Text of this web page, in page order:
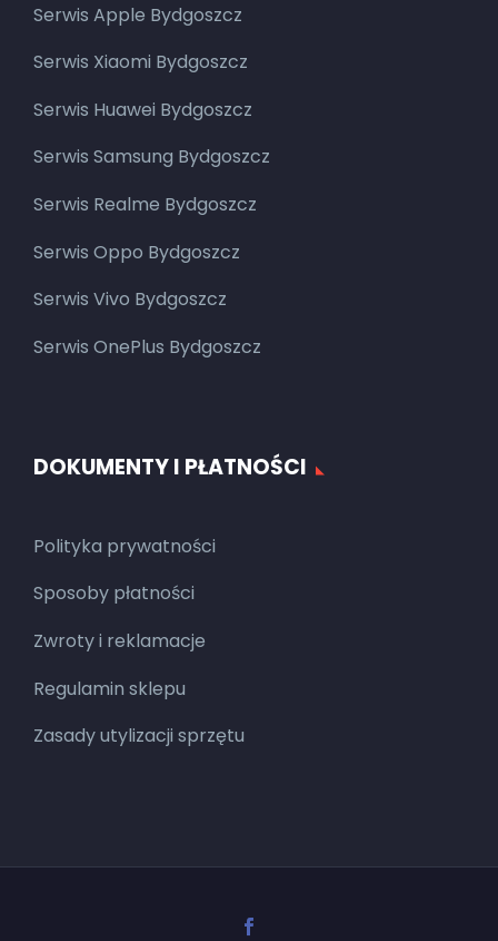
Serwis Apple Bydgoszcz
Serwis Xiaomi Bydgoszcz
Serwis Huawei Bydgoszcz
Serwis Samsung Bydgoszcz
Serwis Realme Bydgoszcz
Serwis Oppo Bydgoszcz
Serwis Vivo Bydgoszcz
Serwis OnePlus Bydgoszcz
DOKUMENTY I PŁATNOŚCI
Polityka prywatności
Sposoby płatności
Zwroty i reklamacje
Regulamin sklepu
Zasady utylizacji sprzętu